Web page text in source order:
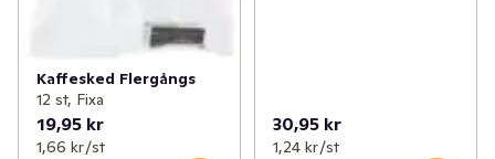
Kaffesked Flergångs
12 st, Fixa
19,95 kr
1,66 kr /st
30,95 kr
1,24 kr /st